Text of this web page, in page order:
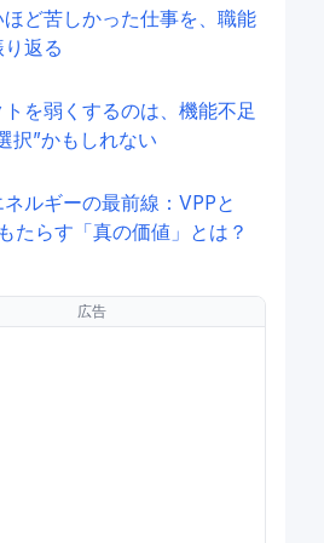
ど苦しかった仕事を、職能
返る
を弱くするのは、機能不足
択”かもしれない
ルギーの最前線：VPPと
たらす「真の価値」とは？
広告